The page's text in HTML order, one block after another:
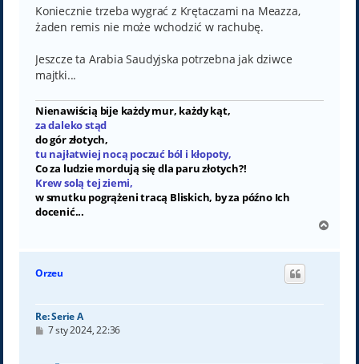
Koniecznie trzeba wygrać z Krętaczami na Meazza,
żaden remis nie może wchodzić w rachubę.
Jeszcze ta Arabia Saudyjska potrzebna jak dziwce
majtki...
Nienawiścią bije każdy mur, każdy kąt,
za daleko stąd
do gór złotych,
tu najłatwiej nocą poczuć ból i kłopoty,
Co za ludzie mordują się dla paru złotych?!
Krew solą tej ziemi,
w smutku pogrążeni tracą Bliskich, by za późno Ich
docenić...
g
Orzeu
Re: Serie A
P7 sty 2024, 22:36